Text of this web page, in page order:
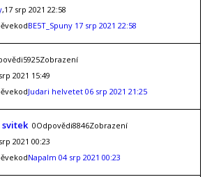
,17 srp 2021 22:58
BE5T_Spuny 17 srp 2021 22:58
2021 15:49
Judari helvetet 06 srp 2021 21:25
svitek 0Odpovědi8846Zobrazení
2021 00:23
Napalm 04 srp 2021 00:23